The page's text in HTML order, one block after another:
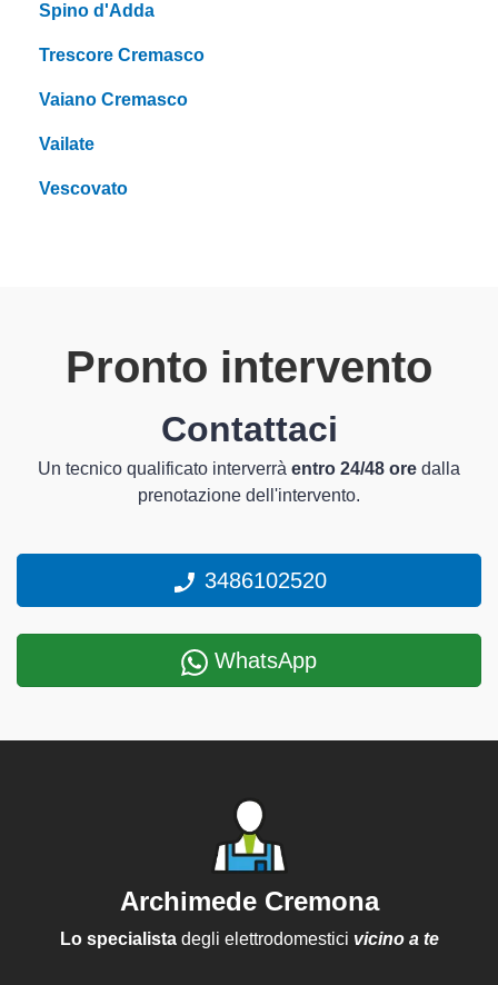
Spino d'Adda
Trescore Cremasco
Vaiano Cremasco
Vailate
Vescovato
Pronto intervento
Contattaci
Un tecnico qualificato interverrà entro 24/48 ore dalla
prenotazione dell'intervento.
3486102520
WhatsApp
Archimede Cremona
Lo specialistadegli elettrodomestici vicino a te